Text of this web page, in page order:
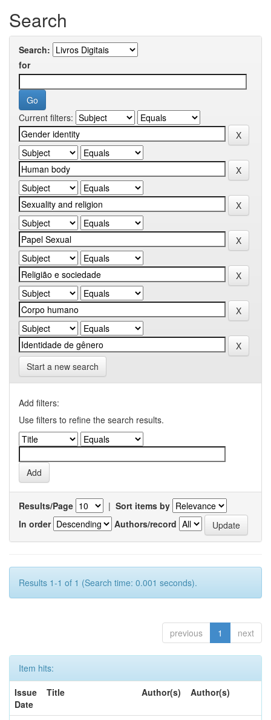
Search
Search:
for
Current filters:
Start a new search
Add filters:
Use filters to refine the search results.
Results/Page | Sort items by
In order
Authors/record
Results 1-1 of 1 (Search time: 0.001 seconds).
previous 1 next
Item hits:
Issue
Date
Title Author(s) Author(s)